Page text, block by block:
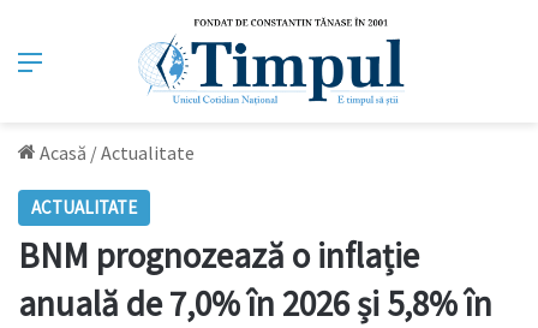
Meniu
Acasă /Actualitate
ACTUALITATE
BNM prognozează o inflație
anuală de 7,0% în 2026 și 5,8% în